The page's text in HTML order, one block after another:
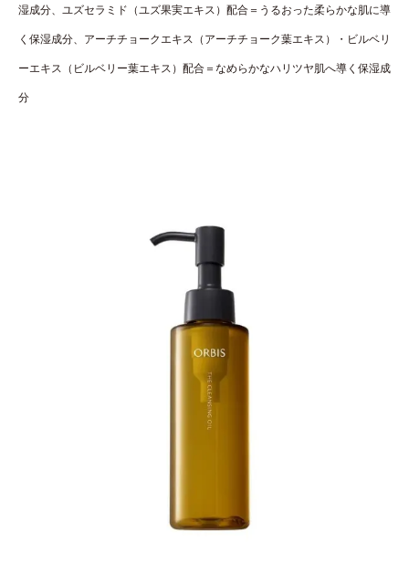
湿成分、ユズセラミド（ユズ果実エキス）配合＝うるおった柔らかな肌に導
く保湿成分、アーチチョークエキス（アーチチョーク葉エキス）・ビルベリ
ーエキス（ビルベリー葉エキス）配合＝なめらかなハリツヤ肌へ導く保湿成
分